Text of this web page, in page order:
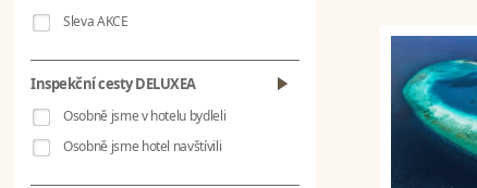
Sleva AKCE
Inspekční cesty DELUXEA
Osobně jsme v hotelu bydleli
Osobně jsme hotel navštívili